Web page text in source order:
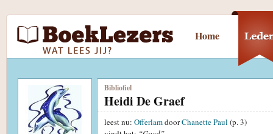
Home
Bibliofiel
Heidi De Graef
leest nu: OfferlamdoorChanette Paul (p. 3)